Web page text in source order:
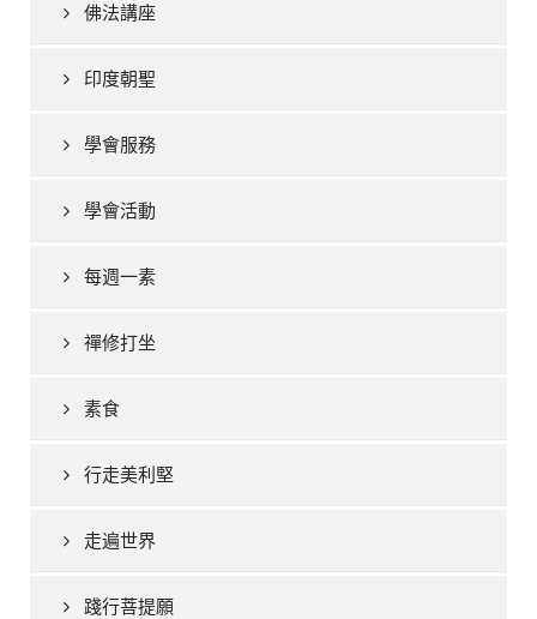
佛法講座
印度朝聖
學會服務
學會活動
每週一素
禪修打坐
素食
行走美利堅
走遍世界
踐行菩提願